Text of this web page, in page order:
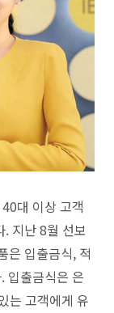
대 이상 고객
. 지난 8월 선보
은 입출금식, 적
입출금식은 은
는 고객에게 유